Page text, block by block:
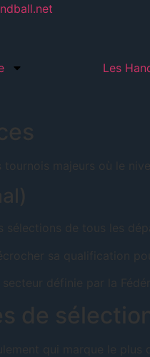
Les
majeurs où le
sélections de tous les
sa qualification
définie par la
de
qui marque le plus